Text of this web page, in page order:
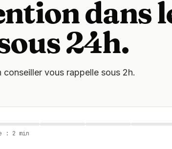
dans
24h.
conseiller vous rappelle sous 2h.
: 2 min